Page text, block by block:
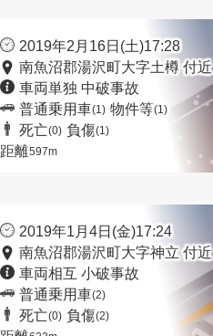
2019年2月16日(土)17:28
南魚沼郡湯沢町大字土樽 付近
車両単独 中破事故
普通乗用車(1) 物件等(1)
死亡(0) 負傷(1)
距離597m
2019年1月4日(金)17:24
南魚沼郡湯沢町大字神立 付近
車両相互 小破事故
普通乗用車(2)
死亡(0) 負傷(2)